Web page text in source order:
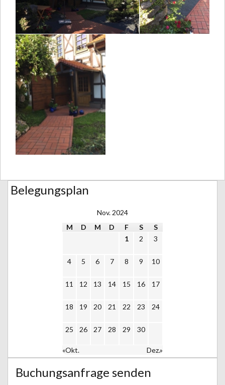
Belegungsplan
Nov. 2024
M
D M D F S S
«Okt. Dez.»
1 2 3
4 5 6 7 8 9 10
11 12 13 14 15 16 17
18 19 20 21 22 23 24
25 26 27 28 29 30
Buchungsanfrage senden